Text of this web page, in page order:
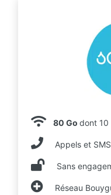
80 Go dont 10
Appels et
Sans
Réseau